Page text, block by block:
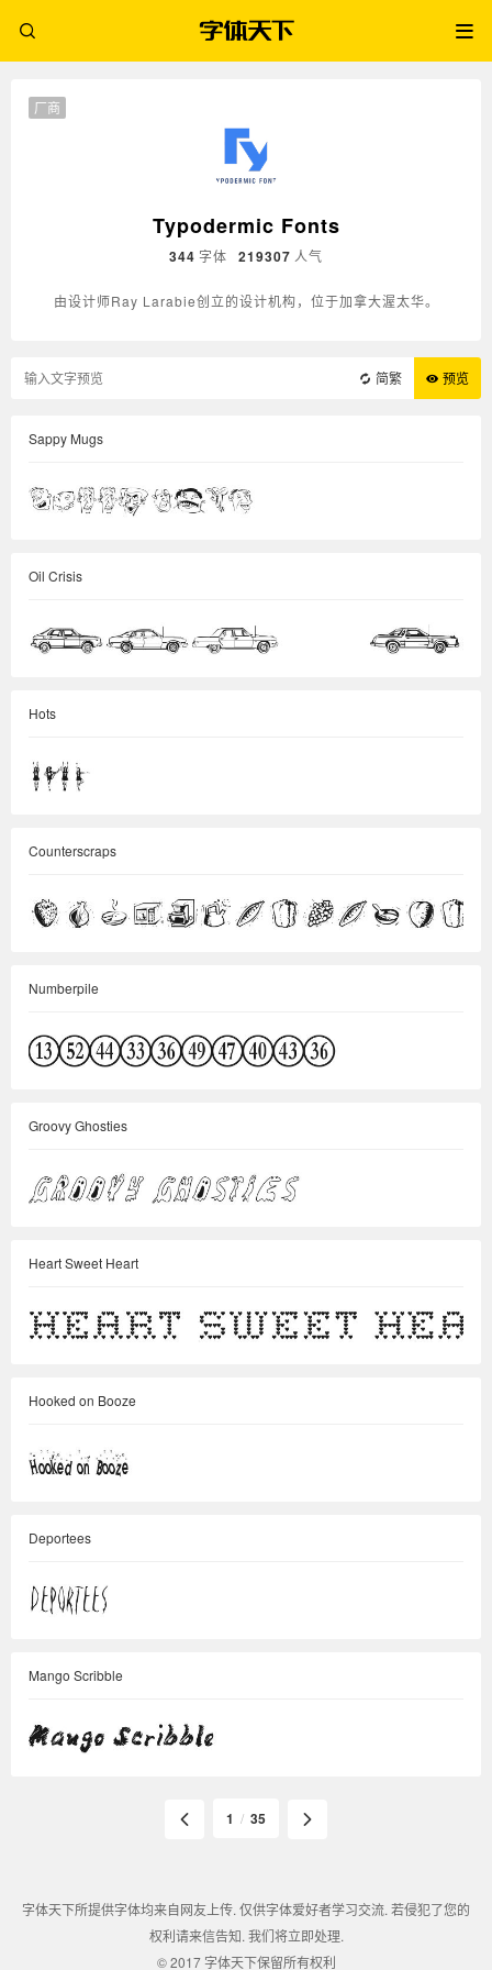
Typodermic Fonts
344 字体 219307 人气
由设计师Ray Larabie创立的设计机构，位于加拿大渥太华。
厂商
简繁 预览
Sappy Mugs
Oil Crisis
Hots
Counterscraps
Numberpile
Groovy Ghosties
Heart Sweet Heart
Hooked on Booze
Deportees
Mango Scribble
1 / 35
字体天下所提供字体均来自网友上传. 仅供字体爱好者学习交流. 若侵犯了您的
权利请来信告知. 我们将立即处理.
© 2017 字体天下保留所有权利